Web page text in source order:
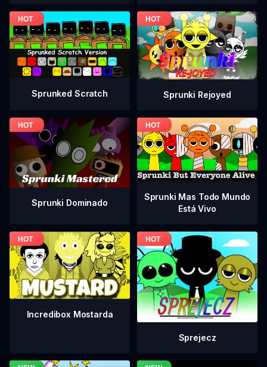
Sprunked Scratch Sprunki Rejoyed
Sprunki Dominado
Sprunki Mas Todo Mundo
Está Vivo
Incredibox Mostarda
Sprejecz